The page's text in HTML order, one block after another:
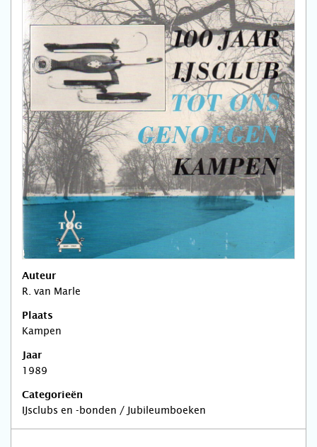
Auteur
R. van Marle
Plaats
Kampen
Jaar
1989
Categorieën
IJsclubs en -bonden / Jubileumboeken